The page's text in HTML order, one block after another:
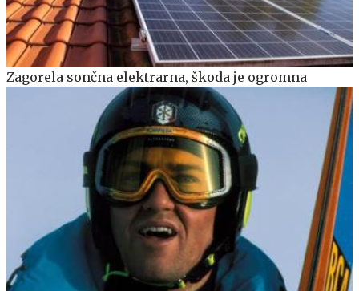
Zagorela sončna elektrarna, škoda je ogromna